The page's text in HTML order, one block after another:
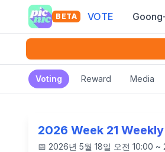
BETA VOTE
Voting Reward Media
2026 Week 21
📅 2026년 5월 18일 오전 10:00 ~